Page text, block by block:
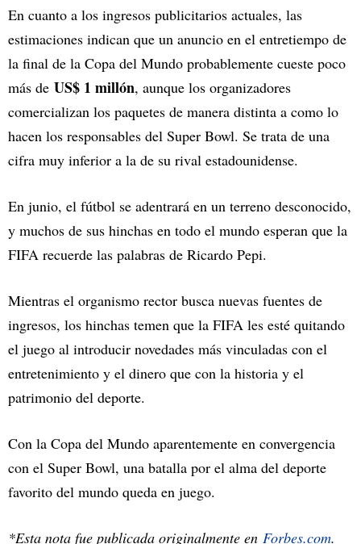
En cuanto a los ingresos publicitarios actuales, las
estimaciones indican que un anuncio en el entretiempo de
la final de la Copa del Mundo probablemente cueste poco
más de US$ 1 millón, aunque los organizadores
comercializan los paquetes de manera distinta a como lo
hacen los responsables del Super Bowl. Se trata de una
cifra muy inferior a la de su rival estadounidense.
En junio, el fútbol se adentrará en un terreno desconocido,
y muchos de sus hinchas en todo el mundo esperan que la
FIFA recuerde las palabras de Ricardo Pepi.
Mientras el organismo rector busca nuevas fuentes de
ingresos, los hinchas temen que la FIFA les esté quitando
el juego al introducir novedades más vinculadas con el
entretenimiento y el dinero que con la historia y el
patrimonio del deporte.
Con la Copa del Mundo aparentemente en convergencia
con el Super Bowl, una batalla por el alma del deporte
favorito del mundo queda en juego.
*Esta nota fue publicada originalmente en Forbes.com.